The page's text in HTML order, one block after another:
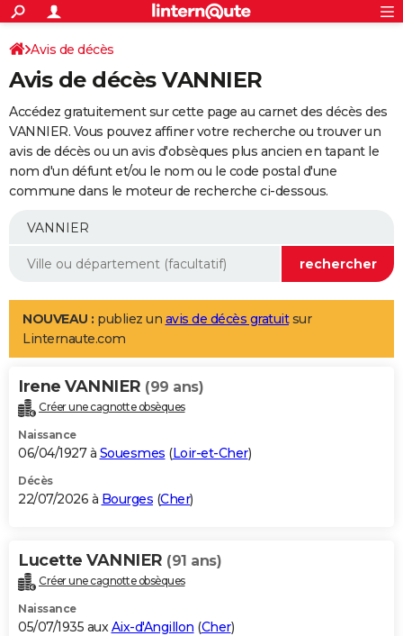
ACTUALITÉS
Politique
Société
Faits Divers
Education
Monde
Villes
+
SPORT
Coupe du monde 2026
Football
Tennis
Cyclisme
Rugby
Forum
Programme TV
TNT
Streaming
Cinéma
Sorties cinéma
Musique
+
FINANCE
Retraite
Epargne
Immobilier
Risques naturels par ville
Banque
Assurance
AUTO
Essais
Réserver un essai
Citadines
Berlines
SUV
Forum auto
+
Mobiles
Meilleur smartphone
Internet
Ordinateurs
Jeux vidéo
Guide high-tech
Aménagement intérieur
LIFESTYLE
Art de vivre
Bien-être
Loisirs
Mode
Modes de vie
Alimentation
Guide de la santé
Maladies
Médicaments
Sommeil
VOYAGE
Destinations
City break
Voyage nature
Voyage de noces
Forum
Climat
+PHOTO
GUIDES D'ACHAT
BONS PLANS
Carte de Noël
Carte Bonne année
Carte Saint-Valentin
Carte Pâques
Carte d'anniversaire
DICTIONNAIRE
Dictionnaire
Biographies
Citations
Expressions
Proverbes
PROGRAMME TV
Avis de décès
Avis de décès VANNIER
Accédez gratuitement sur cette page au carnet des décès des
VANNIER. Vous pouvez affiner votre recherche ou trouver un
avis de décès ou un avis d'obsèques plus ancien en tapant le
nom d'un défunt et/ou le nom ou le code postal d'une
commune dans le moteur de recherche ci-dessous.
NOUVEAU : publiez un avis de décès gratuitsur
Linternaute.com
Irene VANNIER (99 ans)
Créer une cagnotte obsèques
Naissance
06/04/1927 à Souesmes (Loir-et-Cher)
Décès
22/07/2026 à Bourges (Cher)
Lucette VANNIER (91 ans)
Créer une cagnotte obsèques
Naissance
05/07/1935 auxAix-d'Angillon (Cher)